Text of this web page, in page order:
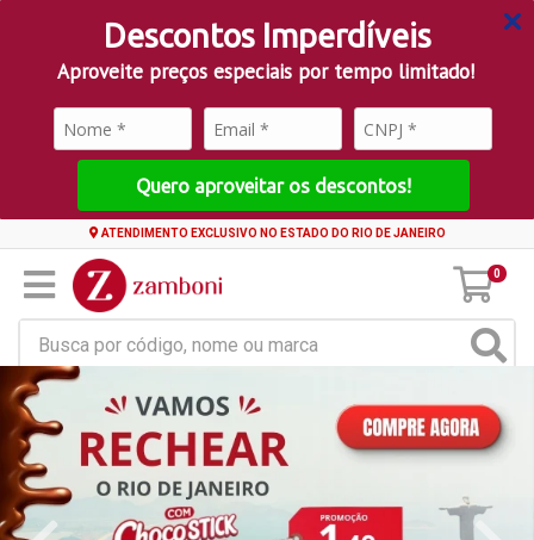
Descontos Imperdíveis
Aproveite preços especiais por tempo limitado!
Quero aproveitar os descontos!
ATENDIMENTO EXCLUSIVO NO ESTADO DO RIO DE JANEIRO
0